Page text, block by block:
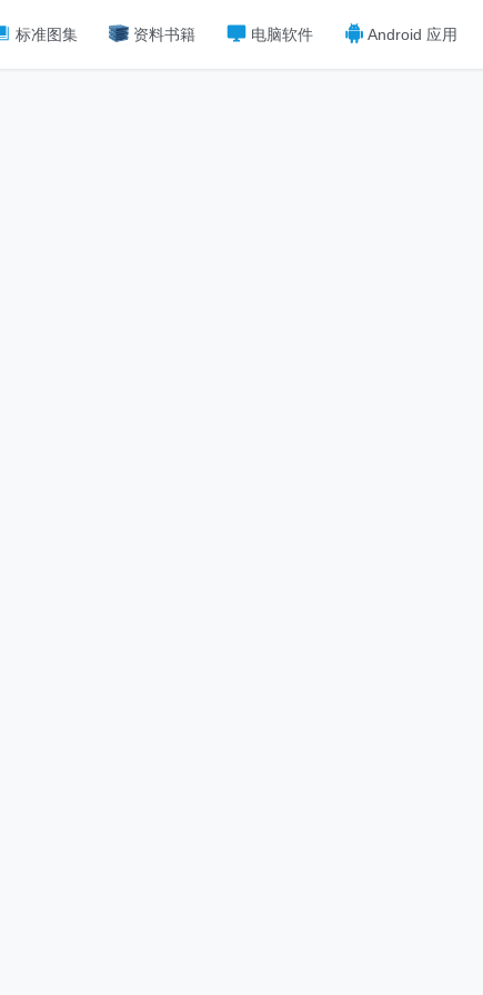
标准图集 资料书籍 电脑软件 Android 应用